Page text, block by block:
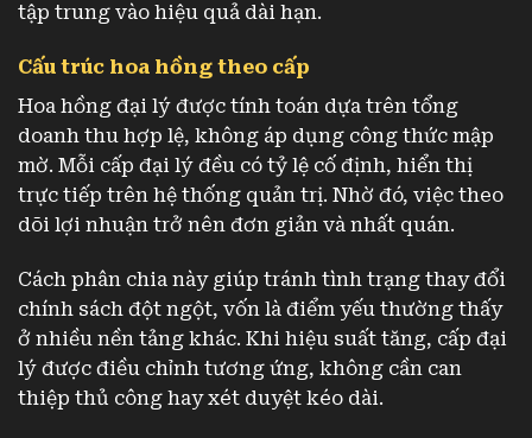
tập trung vào hiệu quả dài hạn.
Cấu trúc hoa hồng theo cấp
Hoa hồng đại lý được tính toán dựa trên tổng
doanh thu hợp lệ, không áp dụng công thức mập
mờ. Mỗi cấp đại lý đều có tỷ lệ cố định, hiển thị
trực tiếp trên hệ thống quản trị. Nhờ đó, việc theo
dõi lợi nhuận trở nên đơn giản và nhất quán.
Cách phân chia này giúp tránh tình trạng thay đổi
chính sách đột ngột, vốn là điểm yếu thường thấy
ở nhiều nền tảng khác. Khi hiệu suất tăng, cấp đại
lý được điều chỉnh tương ứng, không cần can
thiệp thủ công hay xét duyệt kéo dài.